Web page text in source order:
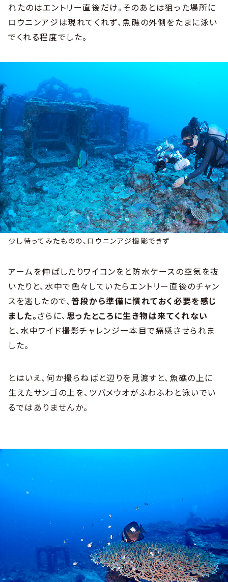
れたのはエントリー直後だけ。そのあとは狙った場所に
ロウニンアジは現れてくれず、魚礁の外側をたまに泳い
でくれる程度でした。
少し待ってみたものの、ロウニンアジ撮影できず
アームを伸ばしたりワイコンをと防水ケースの空気を抜
いたりと、水中で色々していたらエントリー直後のチャン
スを逃したので、普段から準備に慣れておく必要を感じ
ました。さらに、思ったところに生き物は来てくれない
と、水中ワイド撮影チャレンジ一本目で痛感させられま
した。
とはいえ、何か撮らねばと辺りを見渡すと、魚礁の上に
生えたサンゴの上を、ツバメウオがふわふわと泳いでい
るではありませんか。